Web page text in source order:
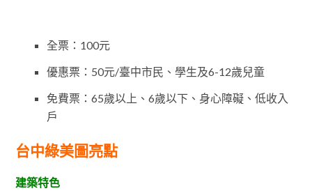
全票：100元
優惠票：50元/臺中市民、學生及6-12歲兒童
免費票：65歲以上、6歲以下、身心障礙、低收入
戶
台中綠美圖亮點
建築特色